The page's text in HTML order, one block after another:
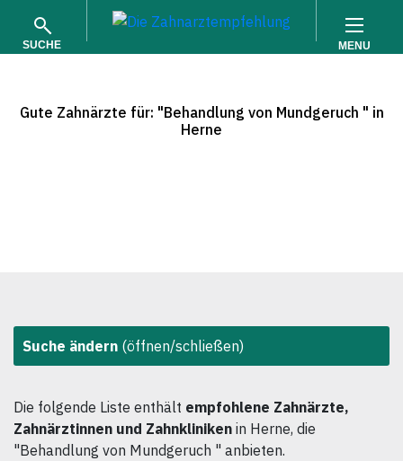
SUCHE MENU
Gute Zahnärzte für: "Behandlung von Mundgeruch " in
Herne
Suche ändern (öffnen/schließen)
Die folgende Liste enthält empfohlene Zahnärzte,
Zahnärztinnen und Zahnkliniken in Herne, die
"Behandlung von Mundgeruch " anbieten.